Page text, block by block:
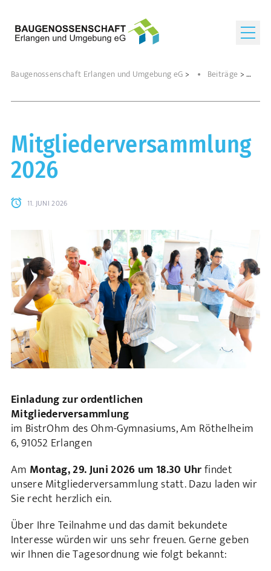
Baugenossenschaft Erlangen und Umgebung eG > Beiträge >
Mitgliederversammlung
2026
11. JUNI 2026
Einladung zur ordentlichen
Mitgliederversammlung
im BistrOhm des Ohm-Gymnasiums, Am Röthelheim
6, 91052 Erlangen
Am Montag, 29. Juni 2026 um 18.30 Uhrfindet
unsere Mitgliederversammlung statt. Dazu laden wir
Sie recht herzlich ein.
Über Ihre Teilnahme und das damit bekundete
Interesse würden wir uns sehr freuen. Gerne geben
wir Ihnen die Tagesordnung wie folgt bekannt: